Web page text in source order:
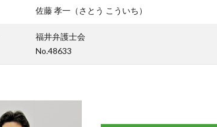
佐藤 孝一（さとう こういち）
福井弁護士会
No.48633